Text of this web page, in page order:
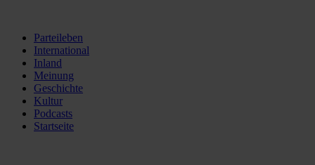
Parteileben
International
Inland
Meinung
Geschichte
Kultur
Podcasts
Startseite